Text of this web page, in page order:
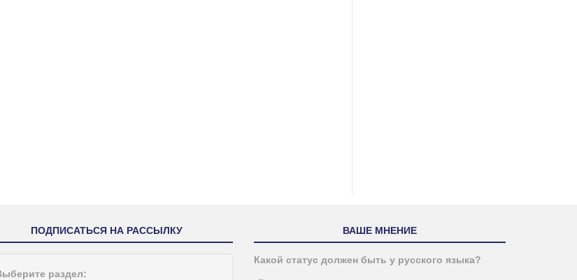
ПОДПИСАТЬСЯ НА РАССЫЛКУ
раздел:
ВАШЕ МНЕНИЕ
Какой статус должен быть у русского языка?